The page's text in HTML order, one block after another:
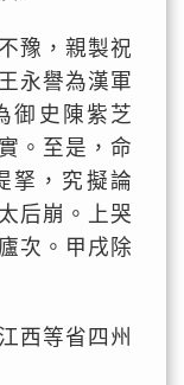
豫，親製祝
永譽為漢軍
御史陳紫芝
。至是，命
拏，究擬論
后崩。上哭
次。甲戌除
西等省四州